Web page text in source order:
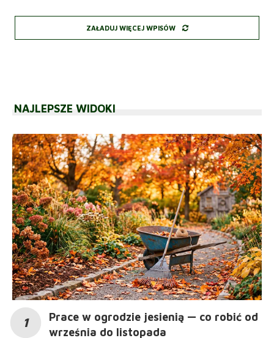
ZAŁADUJ WIĘCEJ WPISÓW
NAJLEPSZE WIDOKI
Prace w ogrodzie jesienią — co robić od
września do listopada